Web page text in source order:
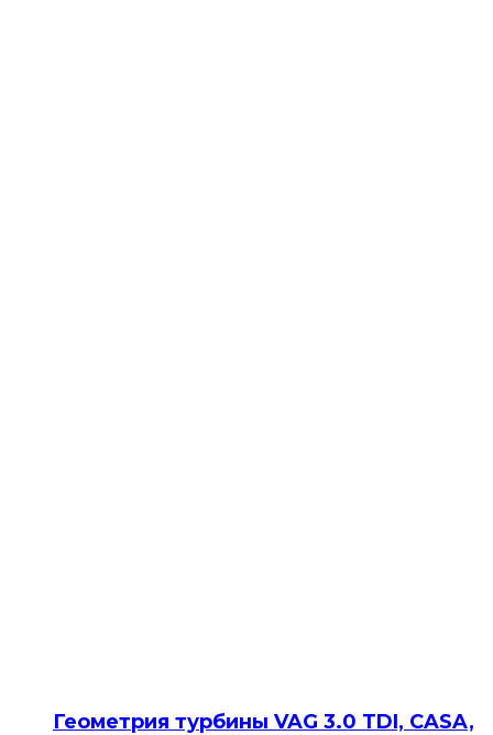
Геометрия турбины VAG 3.0 TDI, CASA,